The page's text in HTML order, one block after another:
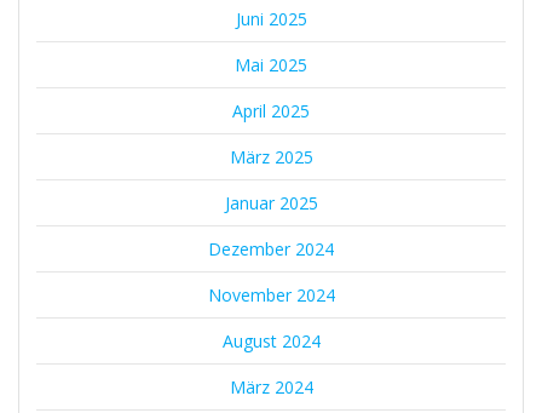
Juni 2025
Mai 2025
April 2025
März 2025
Januar 2025
Dezember 2024
November 2024
August 2024
März 2024